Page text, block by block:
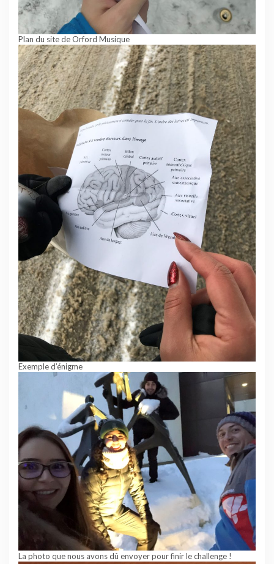
Plan du site de Orford Musique
Exemple d’énigme
La photo que nous avons dû envoyer pour finir le challenge !